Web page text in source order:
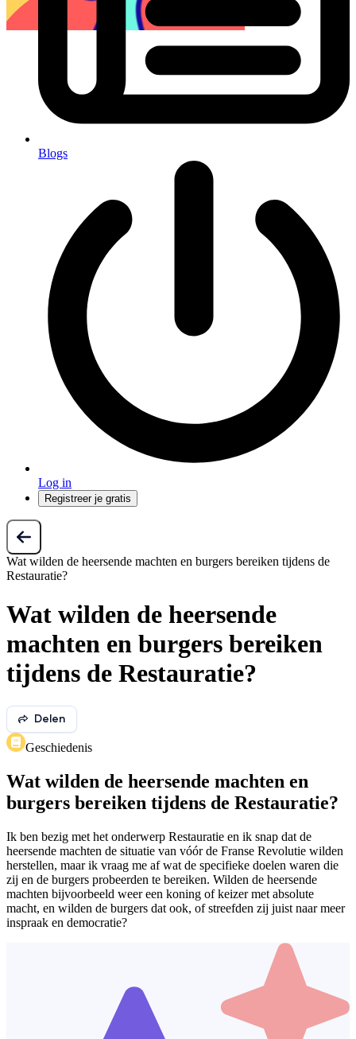
Blogs
Log in
Registreer je gratis
Wat wilden de heersende machten en burgers bereiken tijdens de
Restauratie?
Wat wilden de heersende
machten en burgers bereiken
tijdens de Restauratie?
Delen
Geschiedenis
Wat wilden de heersende machten en
burgers bereiken tijdens de Restauratie?
Ik ben bezig met het onderwerp Restauratie en ik snap dat de
heersende machten de situatie van vóór de Franse Revolutie wilden
herstellen, maar ik vraag me af wat de specifieke doelen waren die
zij en de burgers probeerden te bereiken. Wilden de heersende
machten bijvoorbeeld weer een koning of keizer met absolute
macht, en wilden de burgers dat ook, of streefden zij juist naar meer
inspraak en democratie?